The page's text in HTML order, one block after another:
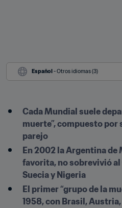
Español - Otros idiomas (3)
Cada Mundial suele
muerte”, compuesto por
parejo
En 2002 la Argentina
favorita, no sobrevivió
Suecia y Nigeria
El primer “grupo de la
1958, con Brasil,